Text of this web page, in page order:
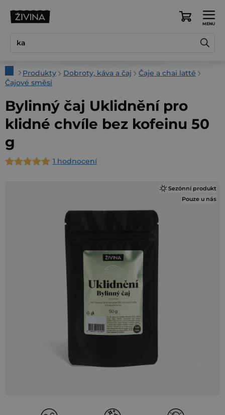
Nákupní
DomůProdukty Dobroty, káva a čaj
Čaje a chai latté
Čajové směsi
Bylinný čaj Uklidnění pro
klidné chvíle bez kofeinu 50
g
Průměrné
1 hodnocení
Sezónní produkt
Pouze u nás